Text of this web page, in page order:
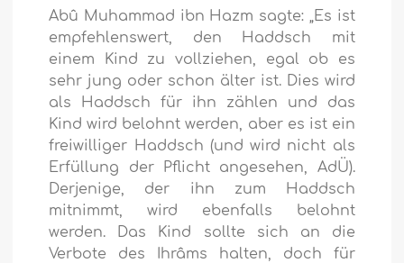
Abû Muhammad ibn Hazm sagte: „Es ist
empfehlenswert, den Haddsch mit
einem Kind zu vollziehen, egal ob es
sehr jung oder schon älter ist. Dies wird
als Haddsch für ihn zählen und das
Kind wird belohnt werden, aber es ist ein
freiwilliger Haddsch (und wird nicht als
Erfüllung der Pflicht angesehen, AdÜ).
Derjenige, der ihn zum Haddsch
mitnimmt, wird ebenfalls belohnt
werden. Das Kind sollte sich an die
Verbote des Ihrâms halten, doch für